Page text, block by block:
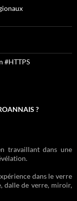
#HTTPS
?
travaillant dans une
dans le verre
dalle de verre, miroir,